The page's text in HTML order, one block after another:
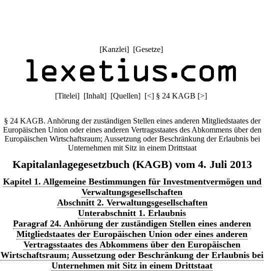
[Kanzlei] [Gesetze]
[Titelei] [Inhalt] [Quellen] [<] § 24 KAGB [>]
§ 24 KAGB. Anhörung der zuständigen Stellen eines anderen Mitgliedstaates der
Europäischen Union oder eines anderen Vertragsstaates des Abkommens über den
Europäischen Wirtschaftsraum; Aussetzung oder Beschränkung der Erlaubnis bei
Unternehmen mit Sitz in einem Drittstaat
Kapitalanlagegesetzbuch (KAGB) vom 4. Juli 2013
Kapitel 1. Allgemeine Bestimmungen für Investmentvermögen und
Verwaltungsgesellschaften
Abschnitt 2. Verwaltungsgesellschaften
Unterabschnitt 1. Erlaubnis
Paragraf 24. Anhörung der zuständigen Stellen eines anderen
Mitgliedstaates der Europäischen Union oder eines anderen
Vertragsstaates des Abkommens über den Europäischen
Wirtschaftsraum; Aussetzung oder Beschränkung der Erlaubnis bei
Unternehmen mit Sitz in einem Drittstaat